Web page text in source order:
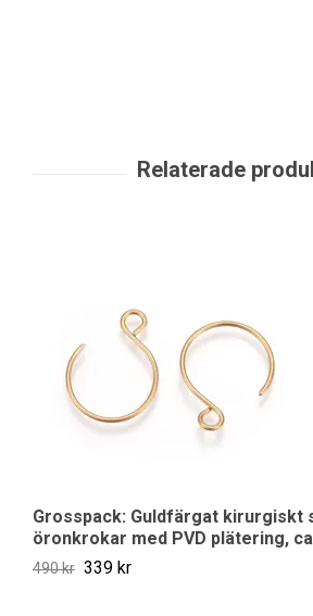
Grosspack: Guldfärgat kirurgiskt
öronkrokar med PVD plätering,
490 kr 339 kr